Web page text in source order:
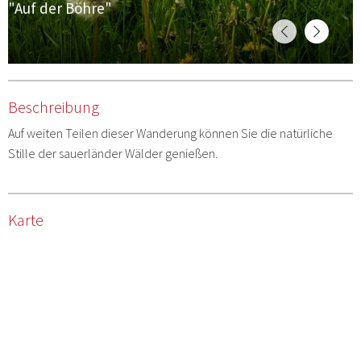
"Auf der Böhre"
Beschreibung
Auf weiten Teilen dieser Wanderung können Sie die natürliche
Stille der sauerländer Wälder genießen.
Karte